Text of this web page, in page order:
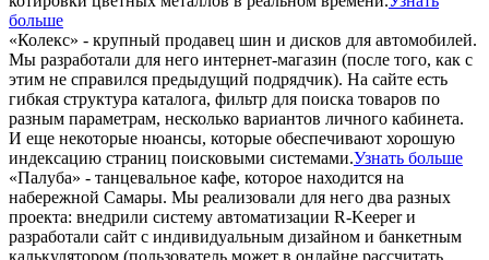
больше
«Колекс» - крупный продавец шин и дисков для автомобилей.
Мы разработали для него интернет-магазин (после того, как с
этим не справился предыдущий подрядчик). На сайте есть
гибкая структура каталога, фильтр для поиска товаров по
разным параметрам, несколько вариантов личного кабинета.
И еще некоторые нюансы, которые обеспечивают хорошую
индексацию страниц поисковыми системами.Узнать больше
«Палуба» - танцевальное кафе, которое находится на
набережной Самары. Мы реализовали для него два разных
проекта: внедрили систему автоматизации R-Keeper и
разработали сайт с индивидуальным дизайном и банкетным